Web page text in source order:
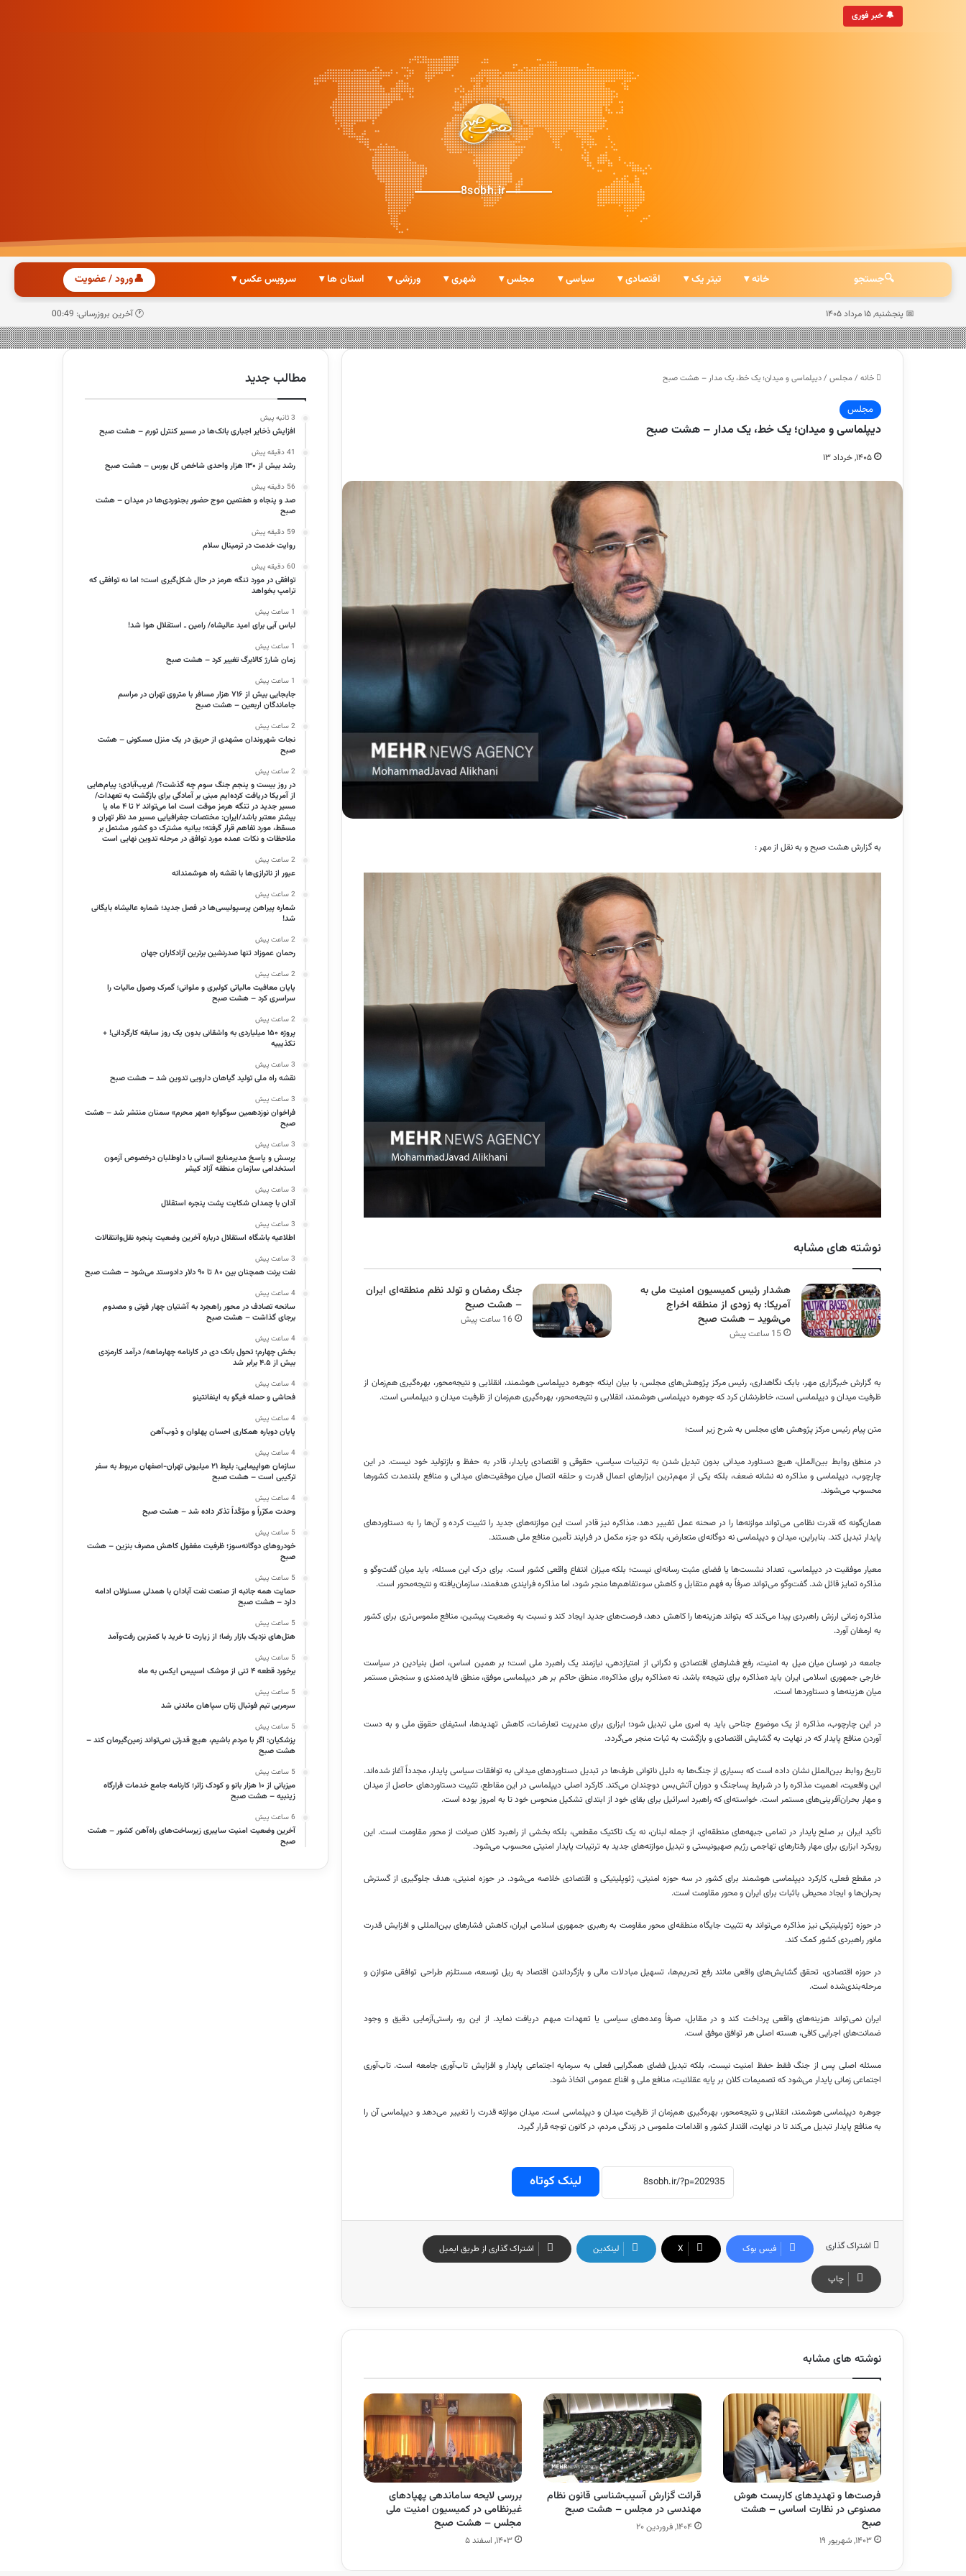
🔔 خبر فوری
• به‌روزترین خبرگزاری ایرانی
8sobh.ir
🔍جستجو خانه ▾ تیتر یک ▾ اقتصادی ▾ سیاسی ▾ مجلس ▾ شهری ▾ ورزشی ▾ استان ها ▾ سرویس عکس ▾ 👤ورود / عضویت
📅 پنجشنبه, ۱۵ مرداد ۱۴۰۵ 🕐 آخرین بروزرسانی: 00:49
خانه /مجلس /دیپلماسی و میدان؛ یک خط، یک مدار – هشت صبح
مجلس
دیپلماسی و میدان؛ یک خط، یک مدار – هشت صبح
۱۴۰۵, خرداد ۱۳
به گزارش هشت صبح و به نقل از مهر :
نوشته های مشابه
هشدار رئیس کمیسیون امنیت ملی به
آمریکا: به زودی از منطقه اخراج
می‌شوید – هشت صبح
15 ساعت پیش
جنگ رمضان و تولد نظم منطقه‌ای ایران
– هشت صبح
16 ساعت پیش
به گزارش خبرگزاری مهر، بابک نگاهداری، رئیس مرکز پژوهش‌های مجلس، با بیان اینکه جوهره دیپلماسی هوشمند، انقلابی و نتیجه‌محور، بهره‌گیری هم‌زمان از
ظرفیت میدان و دیپلماسی است، خاطرنشان کرد که جوهره دیپلماسی هوشمند، انقلابی و نتیجه‌محور، بهره‌گیری هم‌زمان از ظرفیت میدان و دیپلماسی است.
متن پیام رئیس مرکز پژوهش های مجلس به شرح زیر است؛
در منطق روابط بین‌الملل، هیچ دستاورد میدانی بدون تبدیل شدن به ترتیبات سیاسی، حقوقی و اقتصادی پایدار، قادر به حفظ و بازتولید خود نیست. در این
چارچوب، دیپلماسی و مذاکره نه نشانه ضعف، بلکه یکی از مهم‌ترین ابزارهای اعمال قدرت و حلقه اتصال میان موفقیت‌های میدانی و منافع بلندمدت کشورها
محسوب می‌شوند.
همان‌گونه که قدرت نظامی می‌تواند موازنه‌ها را در صحنه عمل تغییر دهد، مذاکره نیز قادر است این موازنه‌های جدید را تثبیت کرده و آن‌ها را به دستاوردهای
پایدار تبدیل کند. بنابراین، میدان و دیپلماسی نه دوگانه‌ای متعارض، بلکه دو جزء مکمل در فرایند تأمین منافع ملی هستند.
معیار موفقیت در دیپلماسی، تعداد نشست‌ها یا فضای مثبت رسانه‌ای نیست؛ بلکه میزان انتفاع واقعی کشور است. برای درک این مسئله، باید میان گفت‌وگو و
مذاکره تمایز قائل شد. گفت‌وگو می‌تواند صرفاً به فهم متقابل و کاهش سوءتفاهم‌ها منجر شود، اما مذاکره فرایندی هدفمند، سازمان‌یافته و نتیجه‌محور است.
مذاکره زمانی ارزش راهبردی پیدا می‌کند که بتواند هزینه‌ها را کاهش دهد، فرصت‌های جدید ایجاد کند و نسبت به وضعیت پیشین، منافع ملموس‌تری برای کشور
به ارمغان آورد.
جامعه در نوسان میان میل به امنیت، رفع فشارهای اقتصادی و نگرانی از امتیازدهی، نیازمند یک راهبرد ملی است؛ بر همین اساس، اصل بنیادین در سیاست
خارجی جمهوری اسلامی ایران باید «مذاکره برای نتیجه» باشد، نه «مذاکره برای مذاکره». منطق حاکم بر هر دیپلماسی موفق، منطق فایده‌مندی و سنجش مستمر
میان هزینه‌ها و دستاوردها است.
در این چارچوب، مذاکره از یک موضوع جناحی باید به امری ملی تبدیل شود؛ ابزاری برای مدیریت تعارضات، کاهش تهدیدها، استیفای حقوق ملی و به دست
آوردن منافع پایدار که در نهایت به گشایش اقتصادی و بازگشت به ثبات منجر می‌گردد.
تاریخ روابط بین‌الملل نشان داده است که بسیاری از جنگ‌ها به دلیل ناتوانی طرف‌ها در تبدیل دستاوردهای میدانی به توافقات سیاسی پایدار، مجدداً آغاز شده‌اند.
این واقعیت، اهمیت مذاکره را در شرایط پساجنگ و دوران آتش‌بس دوچندان می‌کند. کارکرد اصلی دیپلماسی در این مقاطع، تثبیت دستاوردهای حاصل از میدان
و مهار بحران‌آفرینی‌های مستمر است. خواسته‌ای که راهبرد اسرائیل برای بقای خود از ابتدای تشکیل منحوس خود تا به امروز بوده است.
تأکید ایران بر صلح پایدار در تمامی جبهه‌های منطقه‌ای، از جمله لبنان، نه یک تاکتیک مقطعی، بلکه بخشی از راهبرد کلان صیانت از محور مقاومت است. این
رویکرد ابزاری برای مهار رفتارهای تهاجمی رژیم صهیونیستی و تبدیل موازنه‌های جدید به ترتیبات پایدار امنیتی محسوب می‌شود.
در مقطع فعلی، کارکرد دیپلماسی هوشمند برای کشور در سه حوزه امنیتی، ژئوپلیتیکی و اقتصادی خلاصه می‌شود. در حوزه امنیتی، هدف جلوگیری از گسترش
بحران‌ها و ایجاد محیطی باثبات برای ایران و محور مقاومت است.
در حوزه ژئوپلیتیکی نیز مذاکره می‌تواند به تثبیت جایگاه منطقه‌ای محور مقاومت به رهبری جمهوری اسلامی ایران، کاهش فشارهای بین‌المللی و افزایش قدرت
مانور راهبردی کشور کمک کند.
در حوزه اقتصادی، تحقق گشایش‌های واقعی مانند رفع تحریم‌ها، تسهیل مبادلات مالی و بازگرداندن اقتصاد به ریل توسعه، مستلزم طراحی توافقی متوازن و
مرحله‌بندی‌شده است.
ایران نمی‌تواند هزینه‌های واقعی پرداخت کند و در مقابل، صرفاً وعده‌های سیاسی یا تعهدات مبهم دریافت نماید. از این رو، راستی‌آزمایی دقیق و وجود
ضمانت‌های اجرایی کافی، هسته اصلی هر توافق موفق است.
مسئله اصلی پس از جنگ فقط حفظ امنیت نیست، بلکه تبدیل فضای همگرایی فعلی به سرمایه اجتماعی پایدار و افزایش تاب‌آوری جامعه است. تاب‌آوری
اجتماعی زمانی پایدار می‌شود که تصمیمات کلان بر پایه عقلانیت، منافع ملی و اقناع عمومی اتخاذ شود.
جوهره دیپلماسی هوشمند، انقلابی و نتیجه‌محور، بهره‌گیری هم‌زمان از ظرفیت میدان و دیپلماسی است. میدان موازنه قدرت را تغییر می‌دهد و دیپلماسی آن را
به منافع پایدار تبدیل می‌کند تا در نهایت، اقتدار کشور و اقدامات ملموس در زندگی مردم، در کانون توجه قرار گیرد.
لینک کوتاه
اشتراک گذاری فیس بوک X لینکدین اشتراک گذاری از طریق ایمیل
چاپ
نوشته های مشابه
فرصت‌ها و تهدیدهای کاربست هوش
مصنوعی در نظارت اساسی – هشت
صبح
۱۴۰۳, شهریور ۱۹
قرائت گزارش آسیب‌شناسی قانون نظام
مهندسی در مجلس – هشت صبح
۱۴۰۴, فروردین ۲۰
بررسی لایحه ساماندهی پهپادهای
غیرنظامی در کمیسیون امنیت ملی
مجلس – هشت صبح
۱۴۰۳, اسفند ۵
مطالب جدید
3 ثانیه پیش
افزایش ذخایر اجباری بانک‌ها در مسیر کنترل تورم – هشت صبح
41 دقیقه پیش
رشد بیش از ۱۳۰ هزار واحدی شاخص کل بورس – هشت صبح
56 دقیقه پیش
صد و پنجاه و هفتمین موج حضور بجنوردی‌ها در میدان – هشت
صبح
59 دقیقه پیش
روایت خدمت در ترمینال سلام
60 دقیقه پیش
توافقی در مورد تنگه هرمز در حال شکل‌گیری است؛ اما نه توافقی که
ترامپ بخواهد
1 ساعت پیش
لباس آبی برای امید عالیشاه/ رامین ـ استقلال هوا شد!
1 ساعت پیش
زمان شارژ کالابرگ تغییر کرد – هشت صبح
1 ساعت پیش
جابجایی بیش از ۷۱۶ هزار مسافر با متروی تهران در مراسم
جاماندگان اربعین – هشت صبح
2 ساعت پیش
نجات شهروندان مشهدی از حریق در یک منزل مسکونی – هشت
صبح
2 ساعت پیش
در روز بیست و پنجم جنگ سوم چه گذشت؟/ غریب‌آبادی: پیام‌هایی
از آمریکا دریافت کرده‌ایم مبنی بر آمادگی برای بازگشت به تعهدات/
مسیر جدید در تنگه هرمز موقت است اما می‌تواند ۲ تا ۴ ماه یا
بیشتر معتبر باشد/ایران: مختصات جغرافیایی مسیر مد نظر تهران و
مسقط، مورد تفاهم قرار گرفته؛ بیانیه مشترک دو کشور مشتمل بر
ملاحظات و نکات عمده مورد توافق در مرحله تدوین نهایی است
2 ساعت پیش
عبور از ناترازی‌ها با نقشه راه هوشمندانه
2 ساعت پیش
شماره پیراهن پرسپولیسی‌ها در فصل جدید؛ شماره عالیشاه بایگانی
شد!
2 ساعت پیش
رحمان عموزاد تنها صدرنشین برترین آزادکاران جهان
2 ساعت پیش
پایان معافیت مالیاتی کولبری و ملوانی؛ گمرک وصول مالیات را
سراسری کرد – هشت صبح
2 ساعت پیش
پروژه ۱۵۰ میلیاردی به واشقانی بدون یک روز سابقه کارگردانی! +
تکذیبیه
3 ساعت پیش
نقشه راه ملی تولید گیاهان دارویی تدوین شد – هشت صبح
3 ساعت پیش
فراخوان نوزدهمین سوگواره «مهر محرم» سمنان منتشر شد – هشت
صبح
3 ساعت پیش
پرسش و پاسخ مدیرمنابع انسانی با داوطلبان درخصوص آزمون
استخدامی سازمان منطقه آزاد کیشر
3 ساعت پیش
آدان با چمدان شکایت پشت پنجره استقلال
3 ساعت پیش
اطلاعیه باشگاه استقلال درباره آخرین وضعیت پنجره نقل‌وانتقالات
3 ساعت پیش
نفت برنت همچنان بین ۸۰ تا ۹۰ دلار دادوستد می‌شود – هشت صبح
4 ساعت پیش
سانحه تصادف در محور راهجرد به آشتیان چهار فوتی و مصدوم
برجای گذاشت – هشت صبح
4 ساعت پیش
بخش چهارم؛ تحول بانک دی در کارنامه چهارماهه/ درآمد کارمزدی
بیش از ۴.۵ برابر شد
4 ساعت پیش
فحاشی و حمله فیگو به اینفانتینو
4 ساعت پیش
پایان دوباره همکاری احسان پهلوان و ذوب‌آهن
4 ساعت پیش
سازمان هواپیمایی: بلیط ۲۱ میلیونی تهران-اصفهان مربوط به سفر
ترکیبی است – هشت صبح
4 ساعت پیش
وحدت مکرّراً و مؤکّداً تذکر داده شد – هشت صبح
5 ساعت پیش
خودروهای دوگانه‌سوز؛ ظرفیت مغفول کاهش مصرف بنزین – هشت
صبح
5 ساعت پیش
حمایت همه‌ جانبه از صنعت نفت آبادان با همدلی مسئولان ادامه
دارد – هشت صبح
5 ساعت پیش
هتل‌های نزدیک بازار رضا؛ از زیارت تا خرید با کمترین رفت‌وآمد
5 ساعت پیش
برخورد قطعه ۴ تنی از موشک اسپیس ایکس به ماه
5 ساعت پیش
سرمربی تیم فوتبال زنان سپاهان ماندنی شد
5 ساعت پیش
پزشکیان: اگر با مردم باشیم، هیچ قدرتی نمی‌تواند زمین‌گیرمان کند –
هشت صبح
5 ساعت پیش
میزبانی از ۱۰ هزار بانو و کودک زائر؛ کارنامه جامع خدمات قرارگاه
زینبیه – هشت صبح
6 ساعت پیش
آخرین وضعیت امنیت سایبری زیرساخت‌های راه‌آهن کشور – هشت
صبح